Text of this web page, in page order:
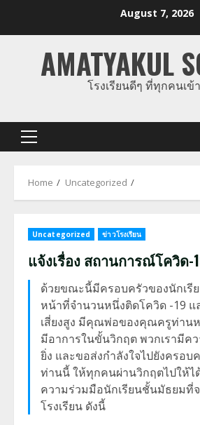
August 7, 2026
AMATYAKUL
โรงเรียนดีๆ ที่ทุกคนเข้
Primary
Home Uncategorized
Uncategorized ข่าวโรงเรียน
แจ้งเรื่อง สถานการณ์โควิด-
ด้วยขณะนี้มีครอบครัวของนักเรีย
หน้าที่จำนวนหนึ่งติดโควิด -19 แ
เสี่ยงสูง มีคุณพ่อของคุณครูท่านห
มีอาการในขั้นวิกฤต พวกเรามีค
ยิ่ง และขอส่งกำลังใจไปยังครอ
ท่านนี้ ให้ทุกคนผ่านวิกฤตไปให้ไ
ความร่วมมือนักเรียนชั้นมัธยมที่
โรงเรียน ดังนี้